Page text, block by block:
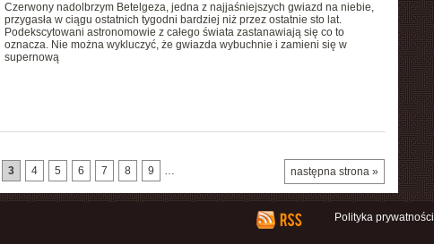
Czerwony nadolbrzym Betelgeza, jedna z najjaśniejszych gwiazd na niebie,
przygasła w ciągu ostatnich tygodni bardziej niż przez ostatnie sto lat.
Podekscytowani astronomowie z całego świata zastanawiają się co to
oznacza. Nie można wykluczyć, że gwiazda wybuchnie i zamieni się w
supernową
następna strona »
3 4 5 6 7 8 9 …
Polityka prywatności